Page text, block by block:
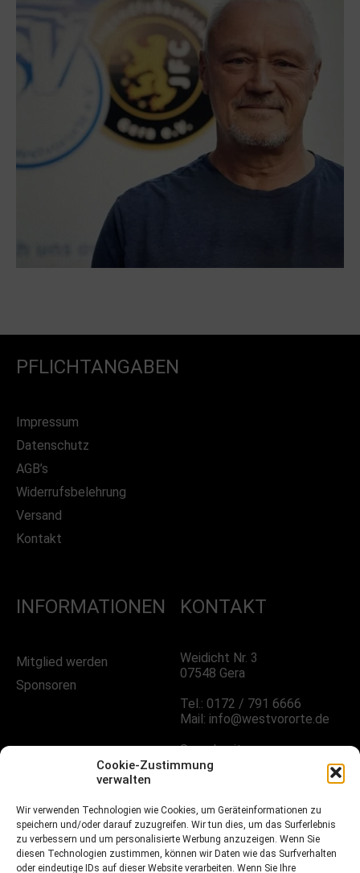
Cookie-Zustimmung
verwalten
Wir verwenden Technologien wie Cookies, um Geräteinformationen zu
speichern und/oder darauf zuzugreifen. Wir tun dies, um das Surferlebnis
zu verbessern und um personalisierte Werbung anzuzeigen. Wenn Sie
diesen Technologien zustimmen, können wir Daten wie das Surfverhalten
oder eindeutige IDs auf dieser Website verarbeiten. Wenn Sie Ihre
PFLICHTANGABEN
Impressum
Datenschutz
AGB’s
Widerrufsbelehrung
Versand
Kontakt
INFORMATIONEN
Mitglied werden
Sponsoren
KONTAKT
Weidicht Nr. 3
07548 Gera
Tel.: 0172 / 791 6666
Mail: info@westvororte.de
Sprechzeiten:
Nach Vereinbarung
FOLGE UNS!